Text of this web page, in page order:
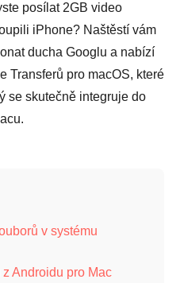
posílat 2GB video
iPhone? Naštěstí vám
ducha Googlu a nabízí
Transferů pro macOS, které
se skutečně integruje do
v systému
Androidu pro Mac